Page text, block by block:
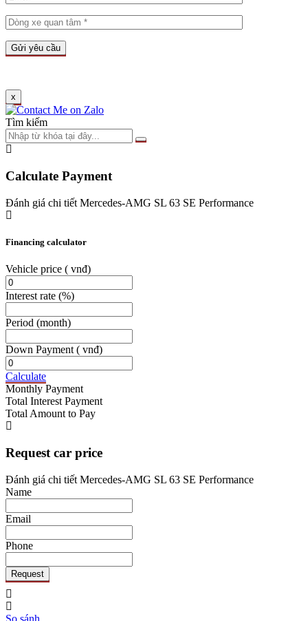
x
Tìm kiếm
Calculate Payment
Đánh giá chi tiết Mercedes-AMG SL 63 SE Performance
Financing calculator
Vehicle price ( vnđ)
Interest rate (%)
Period (month)
Down Payment ( vnđ)
Calculate
Monthly Payment
Total Interest Payment
Total Amount to Pay
Request car price
Đánh giá chi tiết Mercedes-AMG SL 63 SE Performance
Name
Email
Phone
Request
So sánh